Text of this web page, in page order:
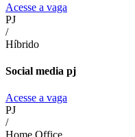
Acesse a vaga
PJ
/
Híbrido
Social media pj
Acesse a vaga
PJ
/